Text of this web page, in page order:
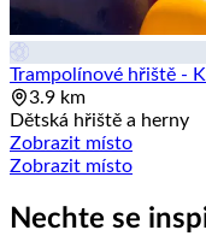
Trampolínové hřiště -
3.9 km
Dětská hřiště a herny
Zobrazit místo
Zobrazit místo
Nechte se